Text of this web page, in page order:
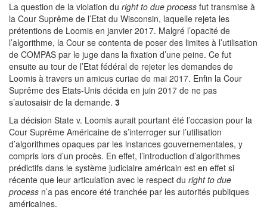
La question de la violation du right to due process fut transmise à
la Cour Suprême de l’Etat du Wisconsin, laquelle rejeta les
prétentions de Loomis en janvier 2017. Malgré l’opacité de
l’algorithme, la Cour se contenta de poser des limites à l’utilisation
de COMPAS par le juge dans la fixation d’une peine. Ce fut
ensuite au tour de l’Etat fédéral de rejeter les demandes de
Loomis à travers un amicus curiae de mai 2017. Enfin la Cour
Suprême des Etats-Unis décida en juin 2017 de ne pas
s’autosaisir de la demande. 3
La décision State v. Loomis aurait pourtant été l’occasion pour la
Cour Suprême Américaine de s’interroger sur l’utilisation
d’algorithmes opaques par les instances gouvernementales, y
compris lors d’un procès. En effet, l’introduction d’algorithmes
prédictifs dans le système judiciaire américain est en effet si
récente que leur articulation avec le respect du right to due
process n’a pas encore été tranchée par les autorités publiques
américaines.